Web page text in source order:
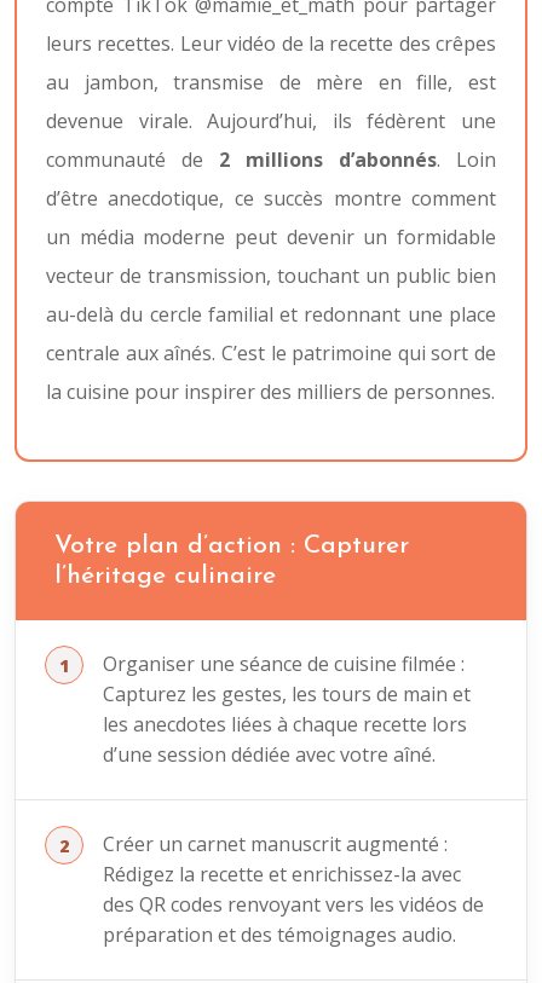
leurs recettes. Leur vidéo de la recette des crêpes
au jambon, transmise de mère en fille, est
devenue virale. Aujourd’hui, ils fédèrent une
communauté de 2 millions d’abonnés. Loin
d’être anecdotique, ce succès montre comment
un média moderne peut devenir un formidable
vecteur de transmission, touchant un public bien
au-delà du cercle familial et redonnant une place
centrale aux aînés. C’est le patrimoine qui sort de
la cuisine pour inspirer des milliers de personnes.
Votre plan d’action : Capturer
l’héritage culinaire
Organiser une séance de cuisine filmée :
Capturez les gestes, les tours de main et
les anecdotes liées à chaque recette lors
d’une session dédiée avec votre aîné.
Créer un carnet manuscrit augmenté :
Rédigez la recette et enrichissez-la avec
des QR codes renvoyant vers les vidéos de
préparation et des témoignages audio.